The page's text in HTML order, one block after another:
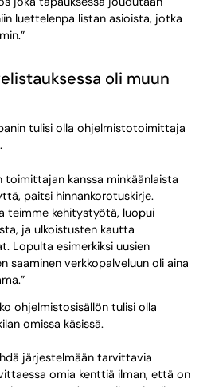
luettelenpa listan asioista, jotka
oli muun
tulisi olla ohjelmistotoimittaja
toimittajan kanssa minkäänlaista
paitsi hinnankorotuskirje.
teimme kehitystyötä, luopui
ja ulkoistusten kautta
Lopulta esimerkiksi uusien
saaminen verkkopalveluun oli aina
ohjelmistosisällön tulisi olla
omissa käsissä.
järjestelmään tarvittavia
omia kenttiä ilman, että on